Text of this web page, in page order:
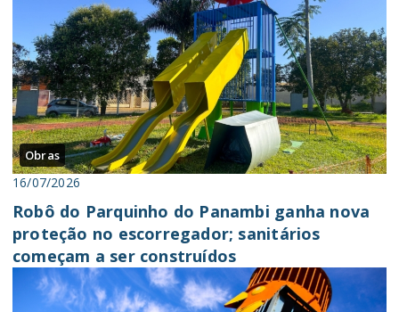
Obras
16/07/2026
Robô do Parquinho do Panambi ganha nova
proteção no escorregador; sanitários
começam a ser construídos